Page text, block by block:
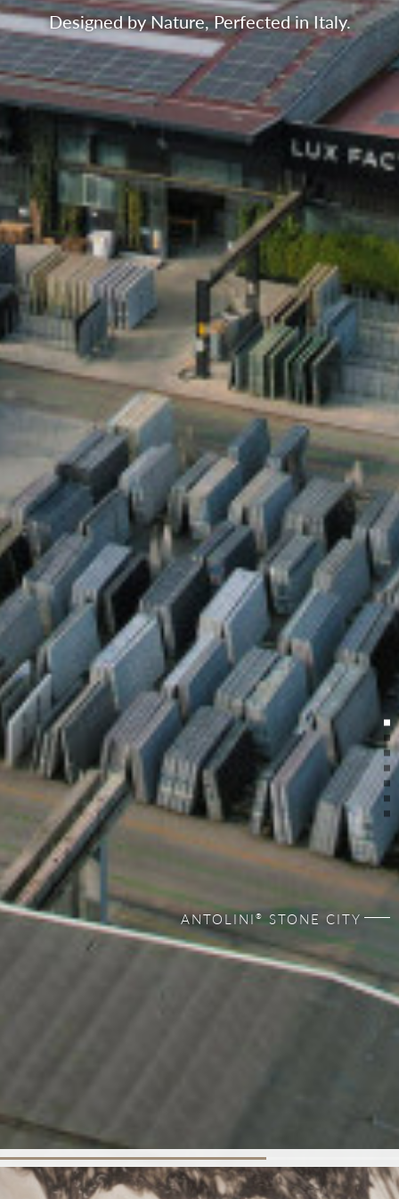
Designed by Nature, Perfected in Italy.
ANTOLINI ® STONE CITY